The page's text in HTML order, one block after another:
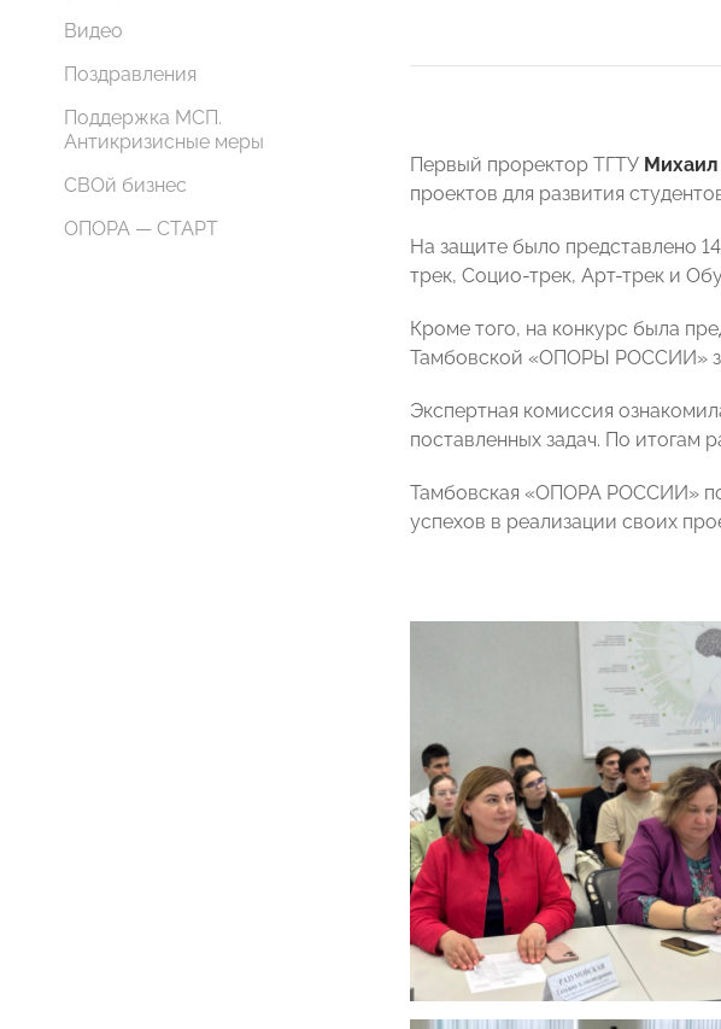
Видео
Поздравления
Поддержка МСП.
Антикризисные меры
СВОй бизнес
ОПОРА — СТАРТ
Первый проректор ТГТУ Михаил
проектов для развития
На защите было представлено
трек, Социо-трек, Арт-трек и
Кроме того, на конкурс была
Тамбовской «ОПОРЫ РОССИИ»
Экспертная комиссия
поставленных задач. По итогам
Тамбовская «ОПОРА РОССИИ»
успехов в реализации своих